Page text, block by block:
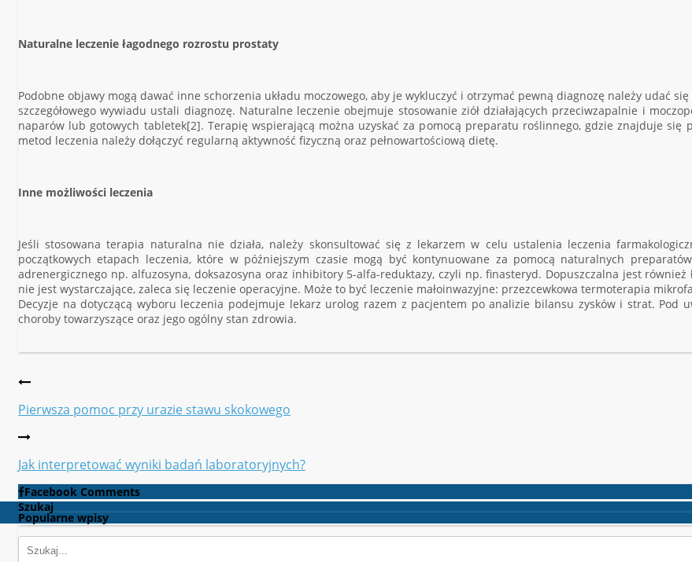
Naturalne leczenie łagodnego rozrostu prostaty
Podobne objawy mogą dawać inne schorzenia układu moczowego, aby je wykluczyć i otrzymać pewną diagnozę należy udać
szczegółowego wywiadu ustali diagnozę. Naturalne leczenie obejmuje stosowanie ziół działających przeciwzapalnie i
naparów lub gotowych tabletek[2]. Terapię wspierającą można uzyskać za pomocą preparatu roślinnego, gdzie znajduje się
metod leczenia należy dołączyć regularną aktywność fizyczną oraz pełnowartościową dietę.
Inne możliwości leczenia
Jeśli stosowana terapia naturalna nie działa, należy skonsultować się z lekarzem w celu ustalenia leczenia
początkowych etapach leczenia, które w późniejszym czasie mogą być kontynuowane za pomocą naturalnych
adrenergicznego np. alfuzosyna, doksazosyna oraz inhibitory 5-alfa-reduktazy, czyli np. finasteryd. Dopuszczalna jest
nie jest wystarczające, zaleca się leczenie operacyjne. Może to być leczenie małoinwazyjne: przezcewkowa termoterapia
Decyzje na dotyczącą wyboru leczenia podejmuje lekarz urolog razem z pacjentem po analizie bilansu zysków i strat. Pod
choroby towarzyszące oraz jego ogólny stan zdrowia.
Pierwsza pomoc przy urazie stawu skokowego
Jak interpretować wyniki badań laboratoryjnych?
Facebook Comments
Szukaj
Popularne wpisy